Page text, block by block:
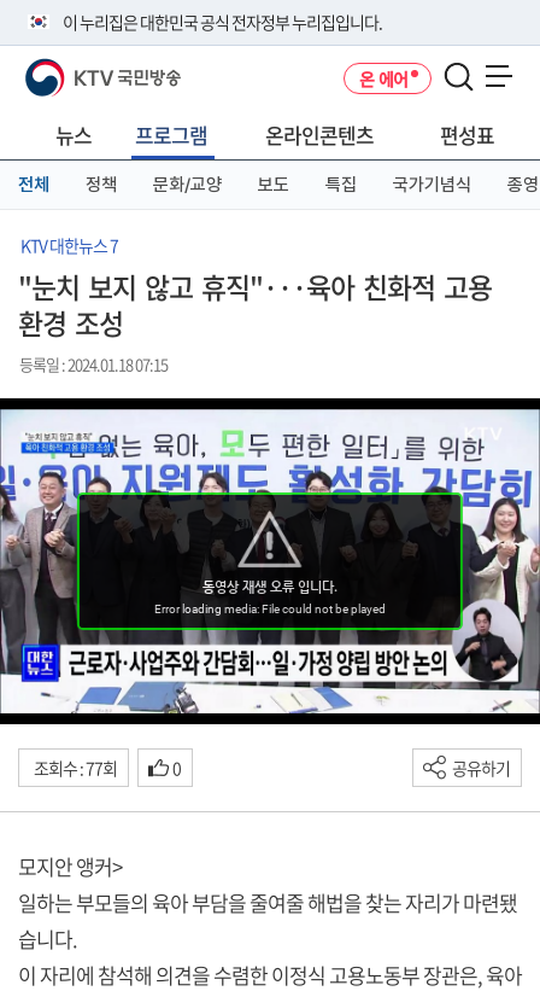
이 누리집은 대한민국 공식 전자정부 누리집입니다.
공식 누리집 주소 확인하기
니다.
이밖에 or.kr 또는 .kr등 다른 도메인 주소를 사용하고 있다면 아래 URL에
서 도메인 주소를 확인해 보세요
KTV 국민방송 온 에어
뉴스 프로그램 온라인콘텐츠 편성표
전체 정책 문화/교양 보도 특집 국가기념식 종영
KTV 대한뉴스 7
"눈치 보지 않고 휴직"···육아 친화적 고용
환경 조성
등록일 : 2024.01.18 07:15
조회수 : 77회 0 공유하기
모지안 앵커>
일하는 부모들의 육아 부담을 줄여줄 해법을 찾는 자리가 마련됐
습니다.
이 자리에 참석해 의견을 수렴한 이정식 고용노동부 장관은, 육아